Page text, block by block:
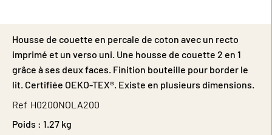
Housse de couette en percale de coton avec un recto
imprimé et un verso uni. Une housse de couette 2 en 1
grâce à ses deux faces. Finition bouteille pour border le
lit. Certifiée OEKO-TEX®. Existe en plusieurs dimensions.
Ref H0200NOLA200
Poids : 1.27 kg